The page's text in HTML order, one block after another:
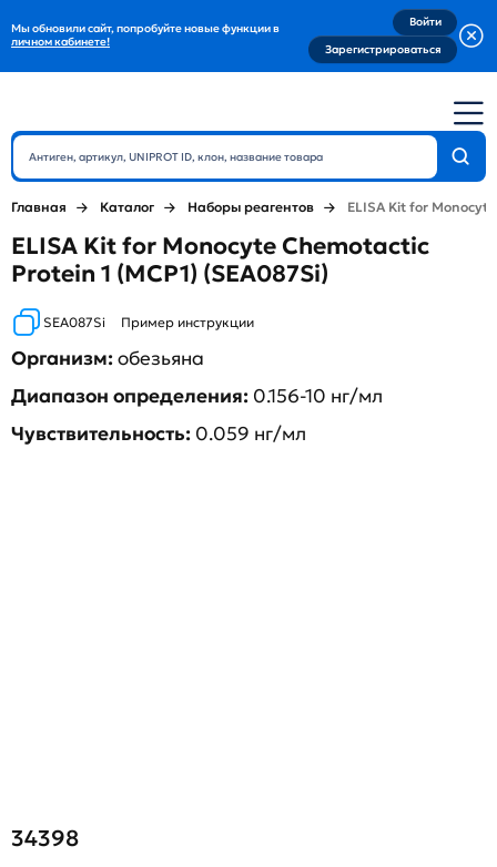
Мы обновили сайт, попробуйте новые функции в
личном кабинете!
Войти
Зарегистрироваться
Главная Каталог Наборы реагентов ELISA Kit for
ELISA Kit for Monocyte Chemotactic
Protein 1 (MCP1) (SEA087Si)
SEA087Si Пример инструкции
Организм:обезьяна
Диапазон определения: 0.156-10 нг/мл
Чувствительность: 0.059 нг/мл
34398